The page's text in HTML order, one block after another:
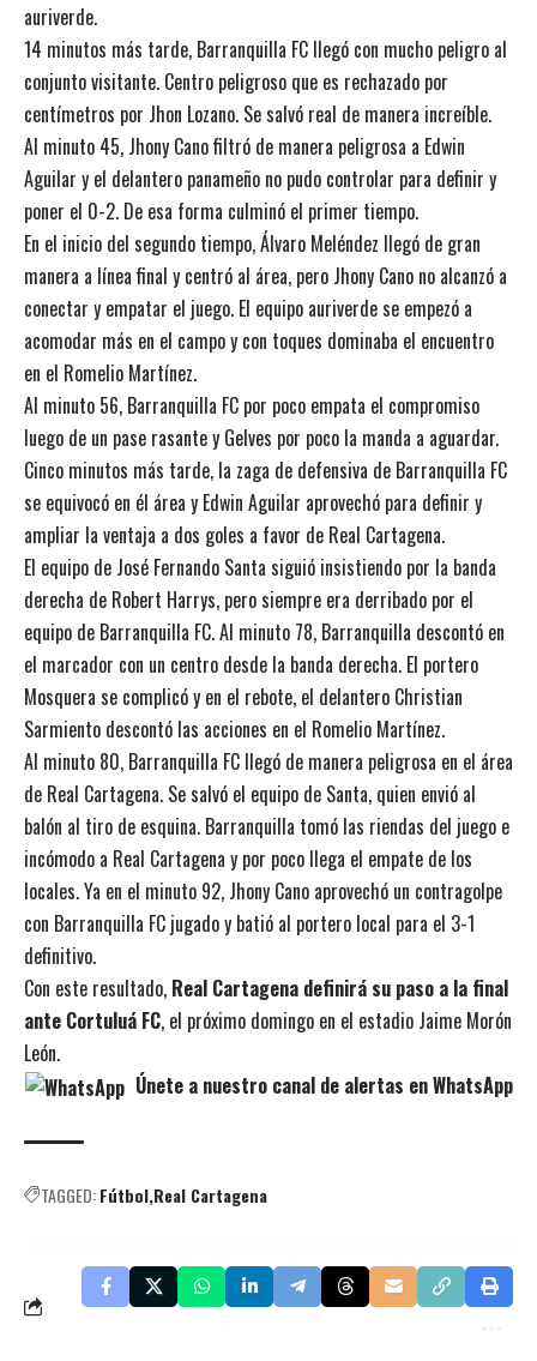
auriverde.
14 minutos más tarde, Barranquilla FC llegó con mucho peligro al
conjunto visitante. Centro peligroso que es rechazado por
centímetros por Jhon Lozano. Se salvó real de manera increíble.
Al minuto 45, Jhony Cano filtró de manera peligrosa a Edwin
Aguilar y el delantero panameño no pudo controlar para definir y
poner el 0-2. De esa forma culminó el primer tiempo.
En el inicio del segundo tiempo, Álvaro Meléndez llegó de gran
manera a línea final y centró al área, pero Jhony Cano no alcanzó a
conectar y empatar el juego. El equipo auriverde se empezó a
acomodar más en el campo y con toques dominaba el encuentro
en el Romelio Martínez.
Al minuto 56, Barranquilla FC por poco empata el compromiso
luego de un pase rasante y Gelves por poco la manda a aguardar.
Cinco minutos más tarde, la zaga de defensiva de Barranquilla FC
se equivocó en él área y Edwin Aguilar aprovechó para definir y
ampliar la ventaja a dos goles a favor de Real Cartagena.
El equipo de José Fernando Santa siguió insistiendo por la banda
derecha de Robert Harrys, pero siempre era derribado por el
equipo de Barranquilla FC. Al minuto 78, Barranquilla descontó en
el marcador con un centro desde la banda derecha. El portero
Mosquera se complicó y en el rebote, el delantero Christian
Sarmiento descontó las acciones en el Romelio Martínez.
Al minuto 80, Barranquilla FC llegó de manera peligrosa en el área
de Real Cartagena. Se salvó el equipo de Santa, quien envió al
balón al tiro de esquina. Barranquilla tomó las riendas del juego e
incómodo a Real Cartagena y por poco llega el empate de los
locales. Ya en el minuto 92, Jhony Cano aprovechó un contragolpe
con Barranquilla FC jugado y batió al portero local para el 3-1
definitivo.
Con este resultado, Real Cartagena definirá su paso a la final
ante Cortuluá FC, el próximo domingo en el estadio Jaime Morón
León.
Únete a nuestro canal de alertas en WhatsApp
TAGGED:Fútbol Real Cartagena